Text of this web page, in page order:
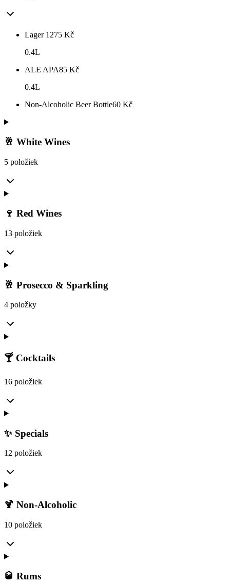
Lager 1275 Kč
0.4L
ALE APA85 Kč
0.4L
Non-Alcoholic Beer Bottle60 Kč
🥂 White Wines
5 položiek
🍷 Red Wines
13 položiek
🥂 Prosecco & Sparkling
4 položky
🍸 Cocktails
16 položiek
✨ Specials
12 položiek
🍹 Non-Alcoholic
10 položiek
🥃 Rums